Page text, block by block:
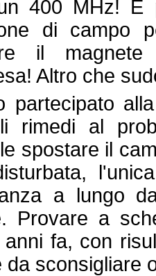
400 MHz! E
di campo
il magnete
Altro che
partecipato
rimedi al
spostare il
a lungo
Provare a
anni fa, con
da sconsigliare